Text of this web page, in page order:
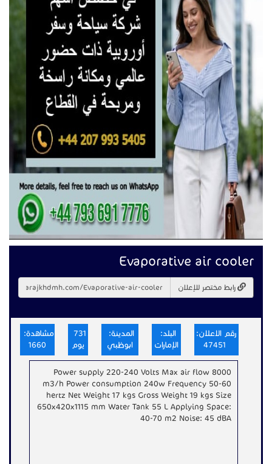
Evaporative air cooler
رابط مختصر للإعلان
رقم الاعلان:
البلد:
الإمارات
المدينة:
ابوظبي
يوم
مشاهدة:
1660
Power supply 220-240 Volts Max air flow 8000
m3/h Power consumption 240w Frequency 50-60
hertz Net Weight 17 kgs Gross Weight 19 kgs Size
650x420x1115 mm Water Tank 55 L Applying Space:
40-70 m2 Noise: 45 dBA